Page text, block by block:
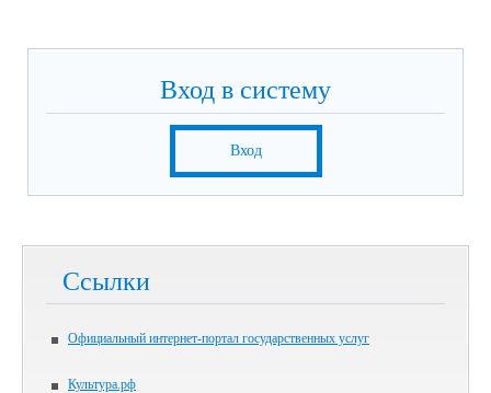
Вход в систему
Вход
Ссылки
Официальный интернет-портал государственных услуг
Культура.рф